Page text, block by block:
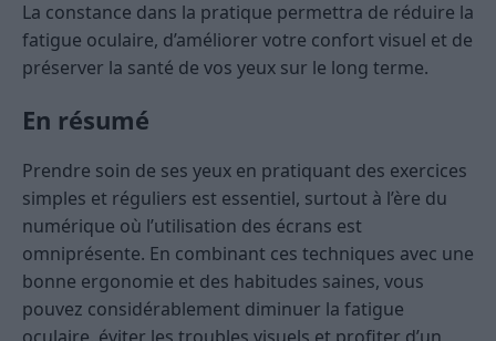
La constance dans la pratique permettra de réduire la
fatigue oculaire, d’améliorer votre confort visuel et de
préserver la santé de vos yeux sur le long terme.
En résumé
Prendre soin de ses yeux en pratiquant des exercices
simples et réguliers est essentiel, surtout à l’ère du
numérique où l’utilisation des écrans est
omniprésente. En combinant ces techniques avec une
bonne ergonomie et des habitudes saines, vous
pouvez considérablement diminuer la fatigue